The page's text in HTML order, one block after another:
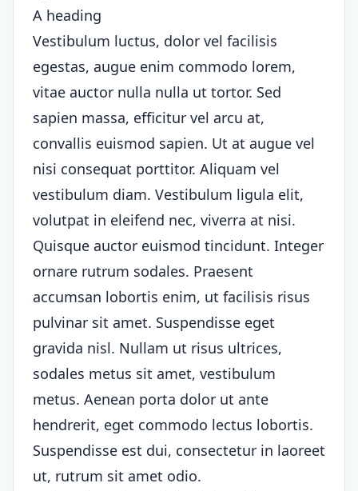
A heading
Vestibulum luctus, dolor vel facilisis
egestas, augue enim commodo lorem,
vitae auctor nulla nulla ut tortor. Sed
sapien massa, efficitur vel arcu at,
convallis euismod sapien. Ut at augue vel
nisi consequat porttitor. Aliquam vel
vestibulum diam. Vestibulum ligula elit,
volutpat in eleifend nec, viverra at nisi.
Quisque auctor euismod tincidunt. Integer
ornare rutrum sodales. Praesent
accumsan lobortis enim, ut facilisis risus
pulvinar sit amet. Suspendisse eget
gravida nisl. Nullam ut risus ultrices,
sodales metus sit amet, vestibulum
metus. Aenean porta dolor ut ante
hendrerit, eget commodo lectus lobortis.
Suspendisse est dui, consectetur in laoreet
ut, rutrum sit amet odio.